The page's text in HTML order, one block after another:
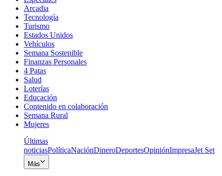
Arcadia
Tecnología
Turismo
Estados Unidos
Vehículos
Semana Sostenible
Finanzas Personales
4 Patas
Salud
Loterías
Educación
Contenido en colaboración
Semana Rural
Mujeres
Últimas
noticiasPolíticaNaciónDineroDeportesOpiniónImpresaJet Set
Más